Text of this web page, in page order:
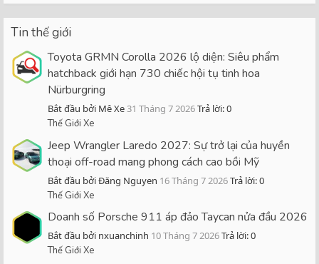
Tin thế giới
Toyota GRMN Corolla 2026 lộ diện: Siêu phẩm
hatchback giới hạn 730 chiếc hội tụ tinh hoa
Nürburgring
Bắt đầu bởi Mê Xe31 Tháng 7 2026Trả lời: 0
Thế Giới Xe
Jeep Wrangler Laredo 2027: Sự trở lại của huyền
thoại off-road mang phong cách cao bồi Mỹ
Bắt đầu bởi Đăng Nguyen 16 Tháng 7 2026Trả lời: 0
Thế Giới Xe
Doanh số Porsche 911 áp đảo Taycan nửa đầu 2026
Bắt đầu bởi nxuanchinh 10 Tháng 7 2026Trả lời: 0
Thế Giới Xe